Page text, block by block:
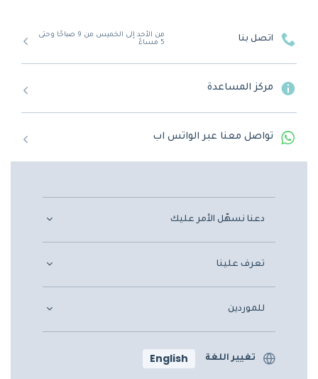
اتصل بنا
من الأحد إلى الخميس من 9 صباحًا وحتى
5 مساءً
مركز المساعدة
تواصل معنا عبر الواتس اب
دعنا نسهّل الأمر عليك
تعرف علينا
للموردين
تغيير اللغة English